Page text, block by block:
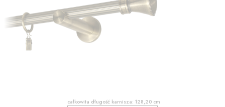
całkowita długość karnisza: 128,20 cm